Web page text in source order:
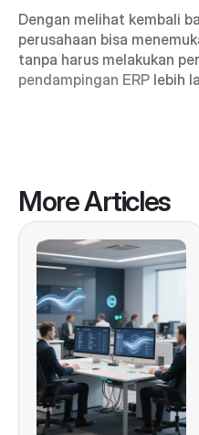
Dengan melihat kembali
perusahaan bisa
pendampingan ERP lebih
More Articles